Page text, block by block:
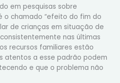
em pesquisas sobre
o chamado “efeito do fim do
de crianças em situação de
nas últimas
recursos familiares estão
atentos a esse padrão podem
e que o problema não